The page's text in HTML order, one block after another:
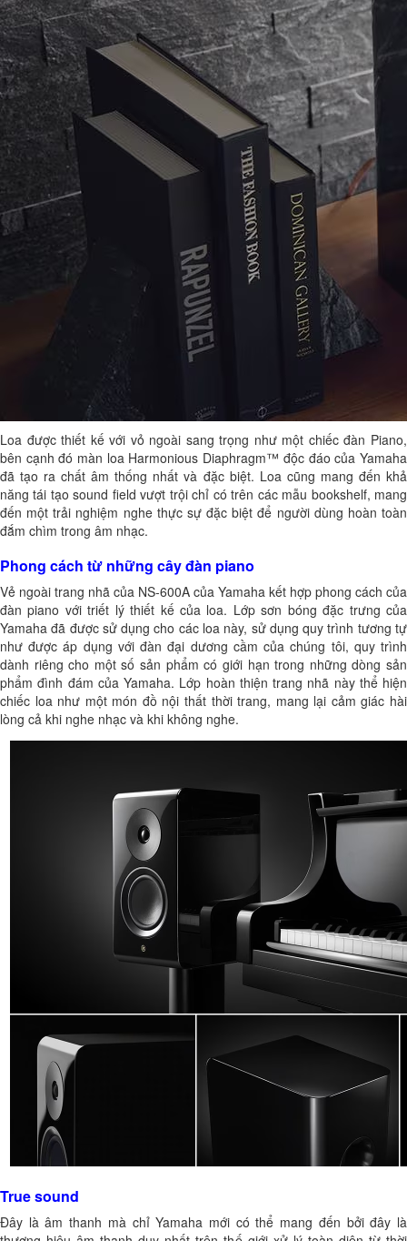
Loa được thiết kế với vỏ ngoài sang trọng như một chiếc đàn Piano,
bên cạnh đó màn loa Harmonious Diaphragm™ độc đáo của Yamaha
đã tạo ra chất âm thống nhất và đặc biệt. Loa cũng mang đến khả
năng tái tạo sound field vượt trội chỉ có trên các mẫu bookshelf, mang
đến một trải nghiệm nghe thực sự đặc biệt để người dùng hoàn toàn
đắm chìm trong âm nhạc.
Phong cách từ những cây đàn piano
Vẻ ngoài trang nhã của NS-600A của Yamaha kết hợp phong cách của
đàn piano với triết lý thiết kế của loa. Lớp sơn bóng đặc trưng của
Yamaha đã được sử dụng cho các loa này, sử dụng quy trình tương tự
như được áp dụng với đàn đại dương cầm của chúng tôi, quy trình
dành riêng cho một số sản phẩm có giới hạn trong những dòng sản
phẩm đình đám của Yamaha. Lớp hoàn thiện trang nhã này thể hiện
chiếc loa như một món đồ nội thất thời trang, mang lại cảm giác hài
lòng cả khi nghe nhạc và khi không nghe.
True sound
Đây là âm thanh mà chỉ Yamaha mới có thể mang đến bởi đây là